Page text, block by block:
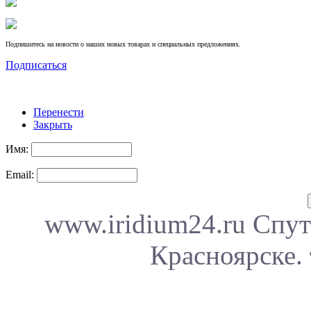
Подпишитесь на новости о наших новых товарах и специальных предложениях.
Подписаться
Перенести
Закрыть
Имя:
Email:
www.iridium24.ru